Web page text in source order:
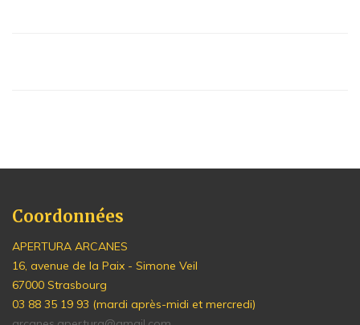
Coordonnées
APERTURA ARCANES
16, avenue de la Paix - Simone Veil
67000 Strasbourg
03 88 35 19 93 (mardi après-midi et mercredi)